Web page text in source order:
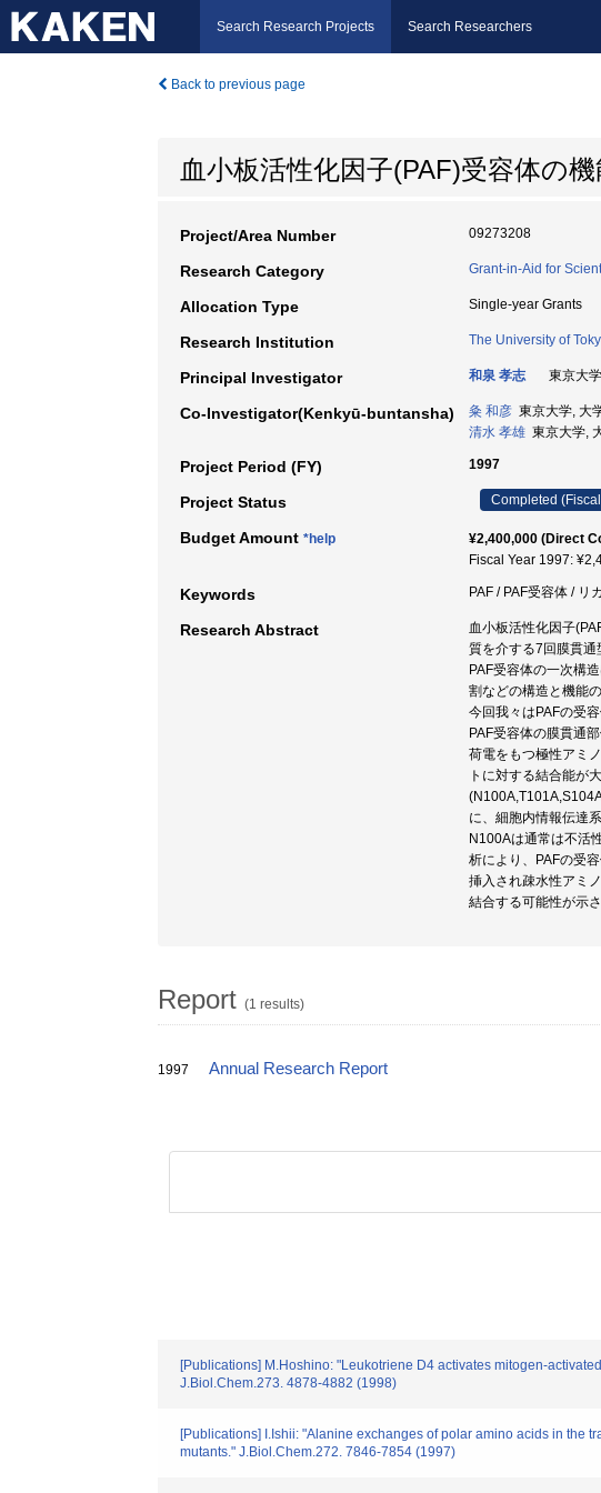
Search Research Projects Search Researchers
Back to previous page
血小板活性化因子(PAF)受容体の
Project/Area Number 09273208
Research Category Grant-in-Aid for
Allocation Type Single-year Grants
Research Institution The University of
Principal Investigator 和泉 孝志 東京大
Co-Investigator(Kenkyū-buntansha) 粂 和彦 東京大学, 大
清水 孝雄 東京大学,
Project Period (FY) 1997
Project Status Completed
Budget Amount *help
¥2,400,000 (Direct
Fiscal Year 1997:
Keywords PAF / PAF受容体 / リ
Research Abstract
血小板活性化因子
質を介する7回膜貫通
PAF受容体の一次構
割などの構造と機能
今回我々はPAFの受
PAF受容体の膜貫通
荷電をもつ極性アミ
トに対する結合能が
に、細胞内情報伝達
N100Aは通常は不活
析により、PAFの受
挿入され疎水性アミ
結合する可能性が示さ
Report (1 results)
1997 Annual Research Report
[Publications] M.Hoshino: "Leukotriene D4 activates mitogen-
J.Biol.Chem.273. 4878-4882 (1998)
[Publications] I.Ishii: "Alanine exchanges of polar amino acids in the
mutants." J.Biol.Chem.272. 7846-7854 (1997)